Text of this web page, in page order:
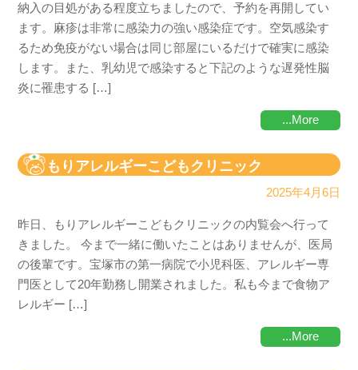
納入の目処がある程度立ちましたので、予約を再開してい
ます。麻疹は非常に感染力の強い感染症です。空気感染す
るため免疫がない場合は同じ部屋にいるだけで確実に感染
します。また、乳幼児で感染すると下記のような遅発性脳
炎に罹患する […]
...More
もりアレルギーこどもクリニック
2025年4月6日
昨日、もりアレルギーこどもクリニックの内覧会へ行って
きました。 今まで一緒に働いたことはありませんが、医局
の後輩です。宝塚市の第一病院で小児科医、アレルギー専
門医として20年勤務し開業されました。私も今まで食物ア
レルギー […]
...More